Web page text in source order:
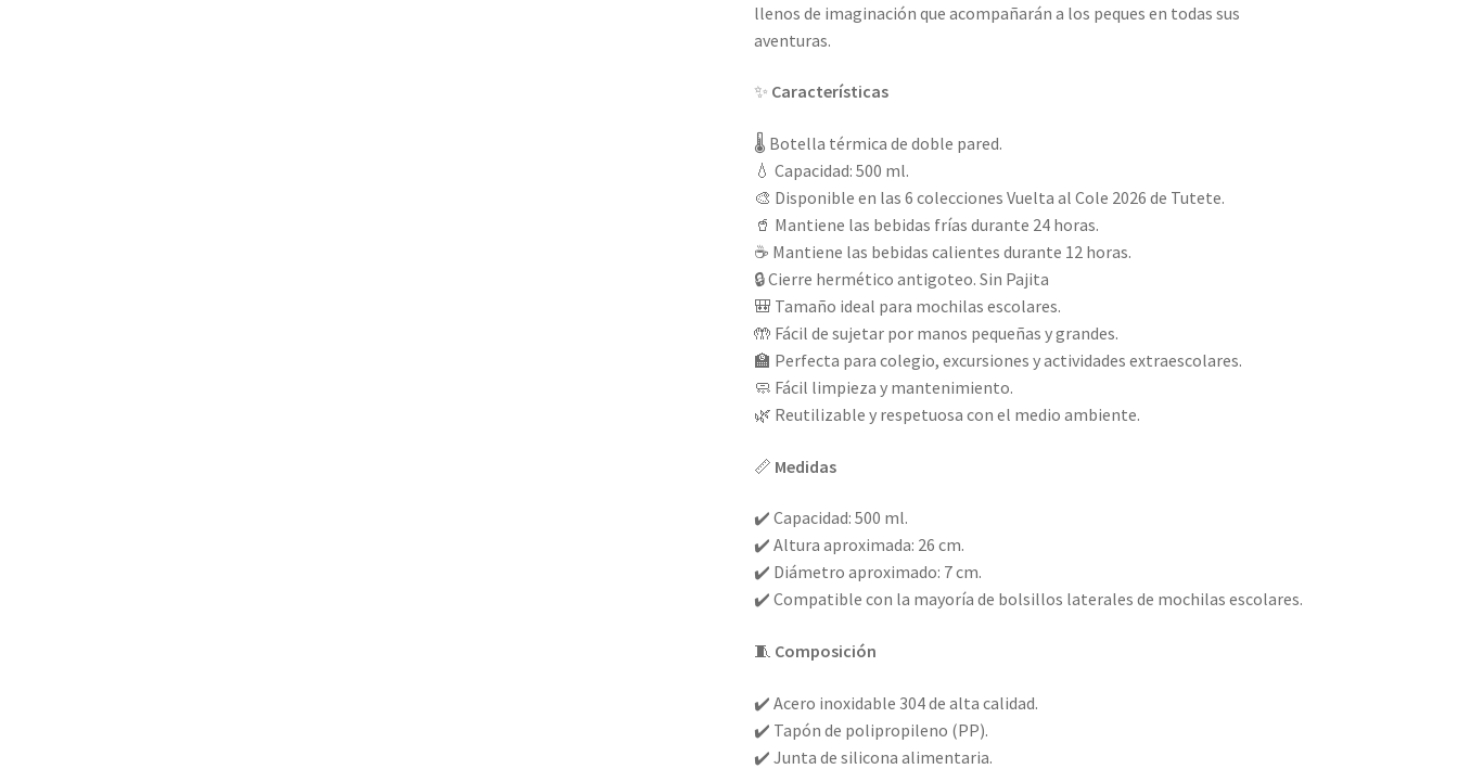
llenos de imaginación que acompañarán a los peques en todas sus
aventuras.
✨ Características
🌡️ Botella térmica de doble pared.
💧 Capacidad: 500 ml.
🎨 Disponible en las 6 colecciones Vuelta al Cole 2026 de Tutete.
🥤 Mantiene las bebidas frías durante 24 horas.
☕ Mantiene las bebidas calientes durante 12 horas.
🔒 Cierre hermético antigoteo. Sin Pajita
🎒 Tamaño ideal para mochilas escolares.
🤲 Fácil de sujetar por manos pequeñas y grandes.
🏫 Perfecta para colegio, excursiones y actividades extraescolares.
🧼 Fácil limpieza y mantenimiento.
🌿 Reutilizable y respetuosa con el medio ambiente.
📏 Medidas
✔️ Capacidad: 500 ml.
✔️ Altura aproximada: 26 cm.
✔️ Diámetro aproximado: 7 cm.
✔️ Compatible con la mayoría de bolsillos laterales de mochilas escolares.
🧵 Composición
✔️ Acero inoxidable 304 de alta calidad.
✔️ Tapón de polipropileno (PP).
✔️ Junta de silicona alimentaria.